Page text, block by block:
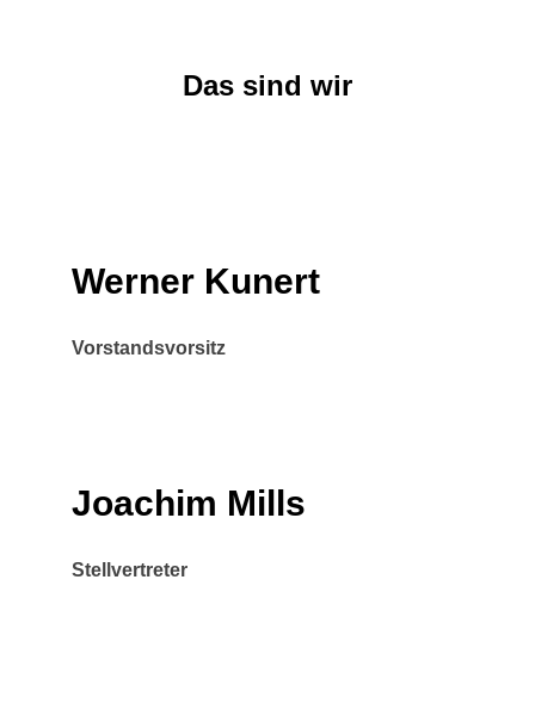
Das sind wir
Werner Kunert
Vorstandsvorsitz
Joachim Mills
Stellvertreter